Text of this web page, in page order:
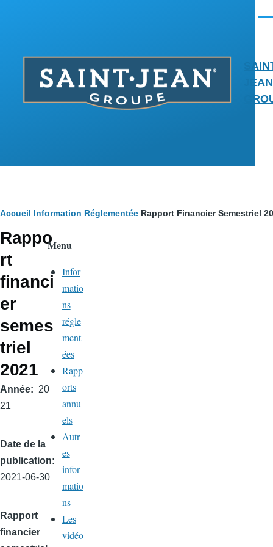
JEAN
Fil
d'Ariane
Accueil Information Réglementée Rapport Financier Semestriel
Rappo
rt
financi
er
semes
triel
2021
Année
20
21
Date de la
publication
2021-06-30
Rapport
financier
Menu
Infor
matio
ns
régle
ment
ées
Rapp
orts
annu
els
Autr
es
infor
matio
ns
Les
vidéo